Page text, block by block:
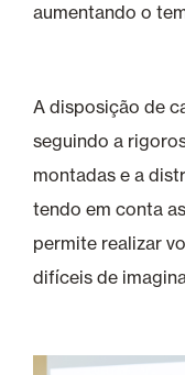
aumentando o
A disposição de
seguindo a
montadas e a
tendo em conta
permite realizar
difíceis de